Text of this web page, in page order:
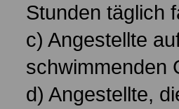
Stunden täglich
c) Angestellte
schwimmenden
d) Angestellte,